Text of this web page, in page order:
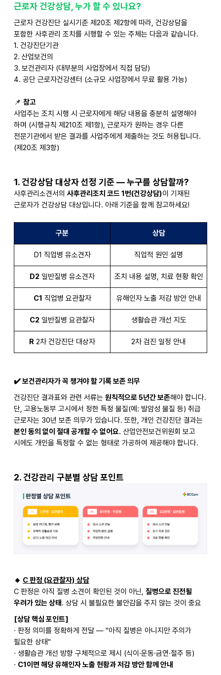
근로자 건강상담, 누가 할 수 있나요?
근로자 건강진단 실시기준 제20조 제2항에 따라, 건강상담을
포함한 사후관리 조치를 시행할 수 있는 주체는 다음과 같습니다.
1. 건강진단기관
2. 산업보건의
3. 보건관리자 (대부분의 사업장에서 직접 담당)
4. 공단 근로자건강센터 (소규모 사업장에서 무료 활용 가능)
📌 참고
사업주는 조치 시행 시 근로자에게 해당 내용을 충분히 설명해야
하며 (시행규칙 제210조 제1항), 근로자가 원하는 경우 다른
전문기관에서 받은 결과를 사업주에게 제출하는 것도 허용됩니다.
(제20조 제3항)
1.건강상담 대상자 선정 기준 — 누구를 상담할까?
사후관리소견서의 사후관리조치 코드 1번(건강상담)이 기재된
근로자가 건강상담 대상입니다. 아래 기준을 함께 참고하세요!
구분 상담
D1 직업병 유소견자 직업적 원인 설명
D2 일반질병 유소견자 조치 내용 설명, 치료 현황 확인
C1 직업병 요관찰자 유해인자 노출 저감 방안 안내
C2 일반질병 요관찰자 생활습관 개선 지도
R 2차 건강진단 대상자 2차 검진 일정 안내
✔️보건관리자가 꼭 챙겨야 할 기록 보존 의무
건강진단 결과표와 관련 서류는 원칙적으로 5년간 보존해야 합니다.
단, 고용노동부 고시에서 정한 특정 물질(예: 발암성 물질 등) 취급
근로자는 30년 보존 의무가 있습니다. 또한, 개인 건강진단 결과는
본인 동의 없이 절대 공개할 수 없어요. 산업안전보건위원회 보고
시에도 개인을 특정할 수 없는 형태로 가공하여 제공해야 합니다.
2.건강관리 구분별 상담 포인트
🔸 C판정 (요관찰자) 상담
C 판정은 아직 질병 소견이 확인된 것이 아닌, 질병으로 진전될
우려가 있는 상태. 상담 시 불필요한 불안감을 주지 않는 것이 중요
[상담 핵심 포인트]
· 판정 의미를 정확하게 전달 — "아직 질병은 아니지만 주의가
필요한 상태"
· 생활습관 개선 방향 구체적으로 제시 (식이·운동·금연·절주 등)
· C1이면 해당 유해인자 노출 현황과 저감 방안 함께 안내